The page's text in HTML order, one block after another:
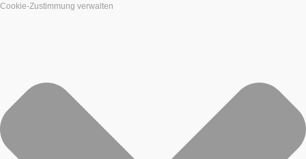
Cookie-Zustimmung verwalten